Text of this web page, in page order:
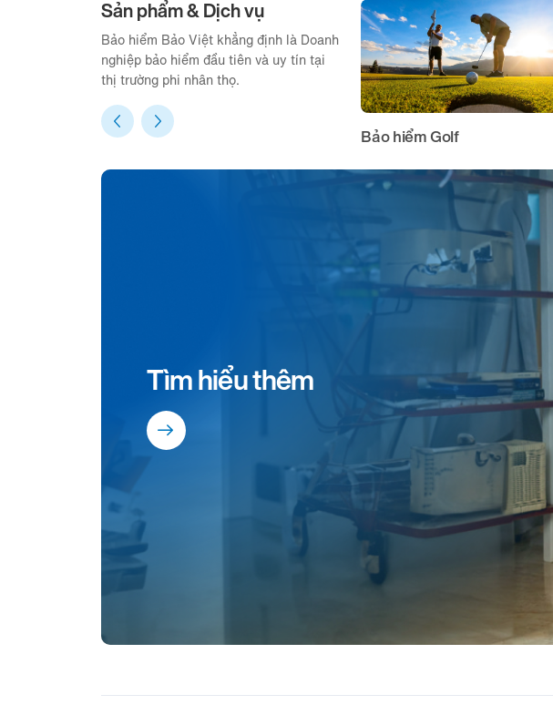
Sản phẩm & Dịch vụ
Bảo hiểm Bảo Việt khẳng định là Doanh
nghiệp bảo hiểm đầu tiên và uy tín tại
thị trường phi nhân thọ.
Bảo hiểm Golf
Tìm hiểu thêm